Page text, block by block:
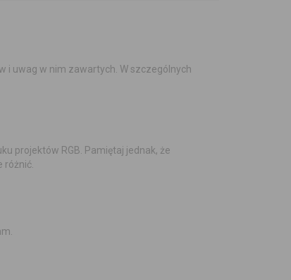
i uwag w nim zawartych. W szczególnych
projektów RGB. Pamiętaj jednak, że